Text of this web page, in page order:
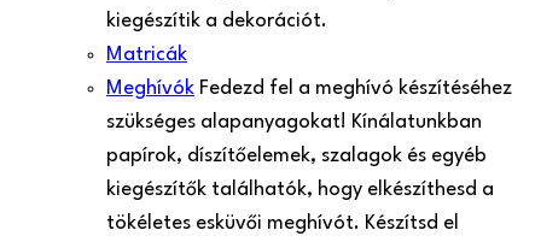
kiegészítik a dekorációt.
Matricák
Meghívók Fedezd fel a meghívó készítéséhez
szükséges alapanyagokat! Kínálatunkban
papírok, díszítőelemek, szalagok és egyéb
kiegészítők találhatók, hogy elkészíthesd a
tökéletes esküvői meghívót. Készítsd el